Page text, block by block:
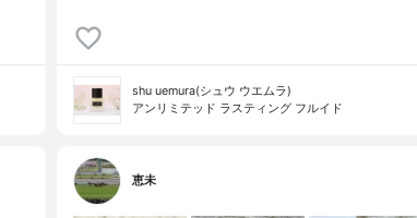
shu uemura(シュウ ウエムラ)
アンリミテッド ラスティング フルイド
恵未